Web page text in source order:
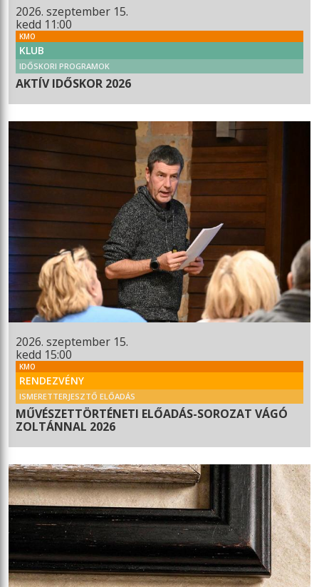
2026. szeptember 15.
kedd 11:00
KMO
KLUB
IDŐSKORI PROGRAMOK
AKTÍV IDŐSKOR 2026
2026. szeptember 15.
kedd 15:00
KMO
RENDEZVÉNY
ISMERETTERJESZTŐ ELŐADÁS
MŰVÉSZETTÖRTÉNETI ELŐADÁS-SOROZAT VÁGÓ
ZOLTÁNNAL 2026